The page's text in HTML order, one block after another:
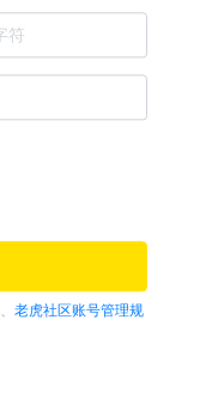
、 老虎社区账号管理规